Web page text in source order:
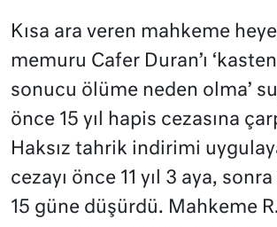
Kısa ara veren mahkeme
memuru Cafer Duran’ı
sonucu ölüme neden olma’
önce 15 yıl hapis cezasına
Haksız tahrik indirimi
cezayı önce 11 yıl 3 aya,
15 güne düşürdü. Mahkeme